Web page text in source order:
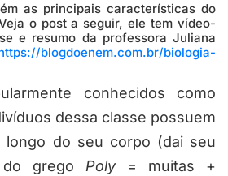
as principais características do
o post a seguir, ele tem vídeo-
e resumo da professora Juliana
blogdoenem.com.br/biologia-
conhecidos como
dessa classe possuem
longo do seu corpo (dai seu
do grego Poly= muitas +